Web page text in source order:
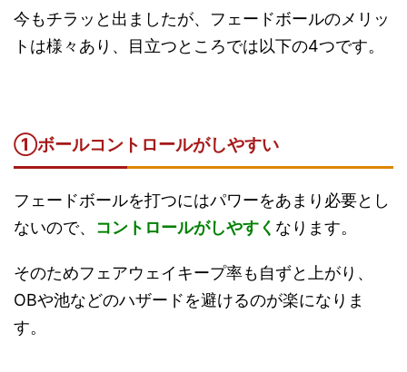
今もチラッと出ましたが、フェードボールのメリッ
トは様々あり、目立つところでは以下の4つです。
①ボールコントロールがしやすい
フェードボールを打つにはパワーをあまり必要とし
ないので、 コントロールがしやすく なります。
そのためフェアウェイキープ率も自ずと上がり、
OBや池などのハザードを避けるのが楽になりま
す。